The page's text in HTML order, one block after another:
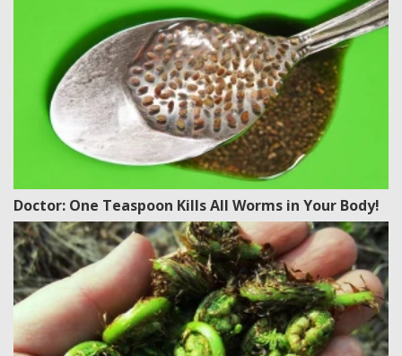
Doctor: One Teaspoon Kills All Worms in Your Body!